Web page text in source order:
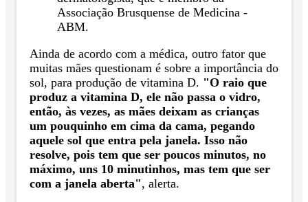
Associação Brusquense de Medicina -
ABM.
Ainda de acordo com a médica, outro fator que
muitas mães questionam é sobre a importância do
sol, para produção de vitamina D. "O raio que
produz a vitamina D, ele não passa o vidro,
então, às vezes, as mães deixam as crianças
um pouquinho em cima da cama, pegando
aquele sol que entra pela janela. Isso não
resolve, pois tem que ser poucos minutos, no
máximo, uns 10 minutinhos, mas tem que ser
com a janela aberta", alerta.